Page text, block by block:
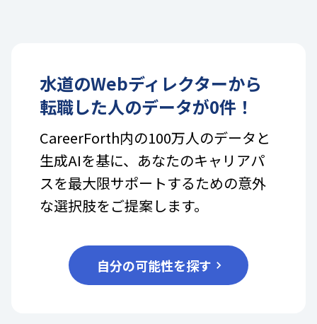
水道のWebディレクターから
転職した人のデータが0件！
CareerForth内の100万人のデータと
生成AIを基に、あなたのキャリアパ
スを最大限サポートするための意外
な選択肢をご提案します。
自分の可能性を探す